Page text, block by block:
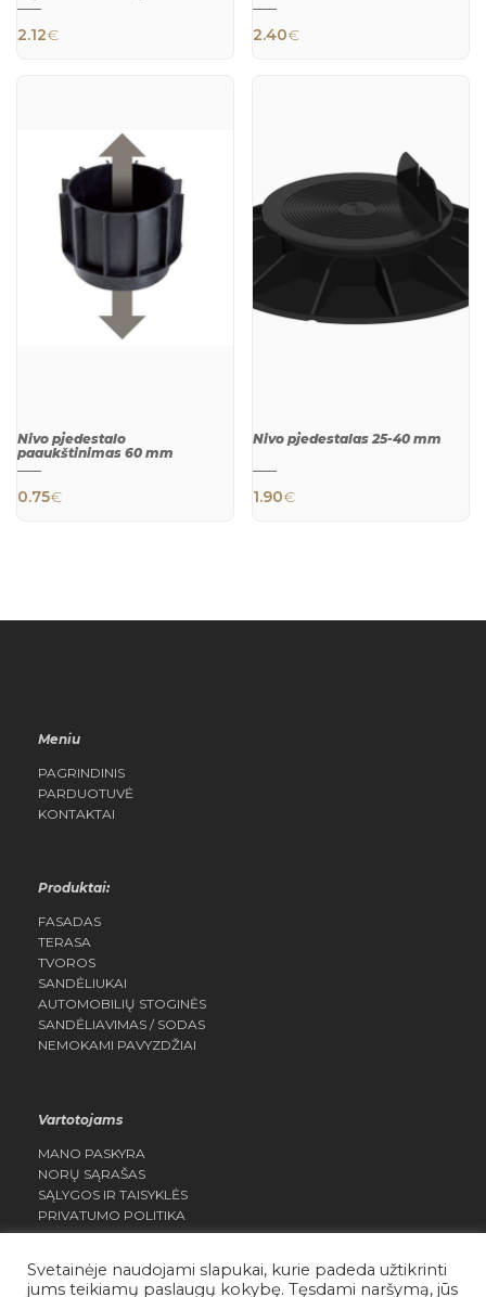
QUICK
VIEW
2.12€ 2.40€
Nivo pjedestalo
paaukštinimas 60 mm
0.75€
Nivo pjedestalas 25-40 mm
1.90€
Meniu
PAGRINDINIS
PARDUOTUVĖ
KONTAKTAI
Produktai:
FASADAS
TERASA
TVOROS
SANDĖLIUKAI
AUTOMOBILIŲ STOGINĖS
SANDĖLIAVIMAS / SODAS
NEMOKAMI PAVYZDŽIAI
Vartotojams
MANO PASKYRA
NORŲ SĄRAŠAS
SĄLYGOS IR TAISYKLĖS
PRIVATUMO POLITIKA
Svetainėje naudojami slapukai, kurie padeda užtikrinti
jums teikiamų paslaugų kokybę. Tęsdami naršymą, jūs